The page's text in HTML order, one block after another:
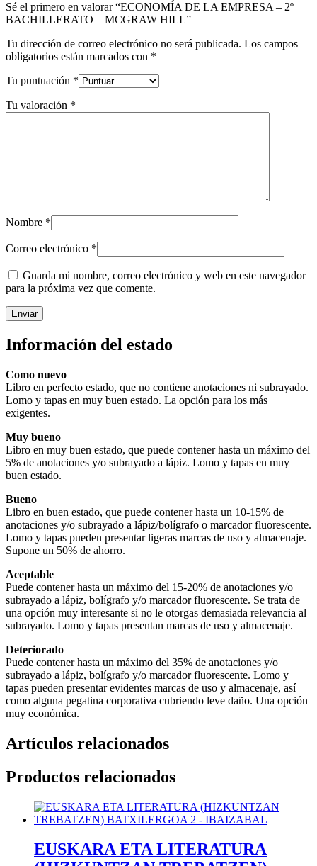
Sé el primero en valorar “ECONOMÍA DE LA EMPRESA – 2º
BACHILLERATO – MCGRAW HILL”
Tu dirección de correo electrónico no será publicada. Los campos
obligatorios están marcados con *
Tu puntuación *
Tu valoración *
Nombre *
Correo electrónico *
Guarda mi nombre, correo electrónico y web en este navegador
para la próxima vez que comente.
Información del estado
Como nuevo
Libro en perfecto estado, que no contiene anotaciones ni subrayado.
Lomo y tapas en muy buen estado. La opción para los más
exigentes.
Muy bueno
Libro en muy buen estado, que puede contener hasta un máximo del
5% de anotaciones y/o subrayado a lápiz. Lomo y tapas en muy
buen estado.
Bueno
Libro en buen estado, que puede contener hasta un 10-15% de
anotaciones y/o subrayado a lápiz/bolígrafo o marcador fluorescente.
Lomo y tapas pueden presentar ligeras marcas de uso y almacenaje.
Supone un 50% de ahorro.
Aceptable
Puede contener hasta un máximo del 15-20% de anotaciones y/o
subrayado a lápiz, bolígrafo y/o marcador fluorescente. Se trata de
una opción muy interesante si no le otorgas demasiada relevancia al
subrayado. Lomo y tapas presentan marcas de uso y almacenaje.
Deteriorado
Puede contener hasta un máximo del 35% de anotaciones y/o
subrayado a lápiz, bolígrafo y/o marcador fluorescente. Lomo y
tapas pueden presentar evidentes marcas de uso y almacenaje, así
como alguna pegatina corporativa cubriendo leve daño. Una opción
muy económica.
Artículos relacionados
Productos relacionados
EUSKARA ETA LITERATURA